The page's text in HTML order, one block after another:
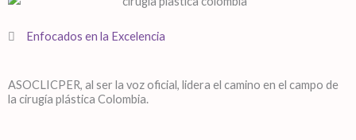
Enfocados en la Excelencia
ASOCLICPER, al ser la voz oficial, lidera el camino en el campo de
la cirugía plástica Colombia.